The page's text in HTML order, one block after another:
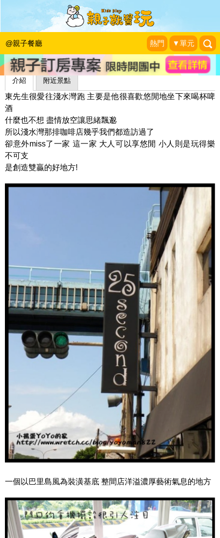
@親子餐廳 熱門 ▼單元
25 second 義式咖啡館
1＋1＝3 玩學樂生活
介紹 附近景點
東先生很愛往淺水灣跑 主要是他很喜歡悠閒地坐下來喝杯啤
酒
什麼也不想 盡情放空讓思緒飄邈
所以淺水灣那排咖啡店幾乎我們都造訪過了
卻意外miss了一家 這一家 大人可以享悠閒 小人則是玩得樂
不可支
是創造雙贏的好地方!
一個以巴里島風為裝潢基底 整間店洋溢濃厚藝術氣息的地方